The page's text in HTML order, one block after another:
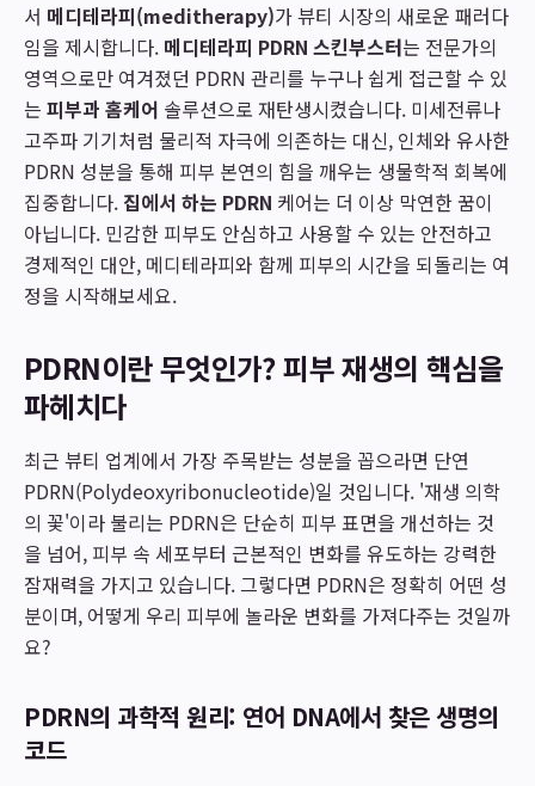
서 메디테라피(meditherapy)가 뷰티 시장의 새로운 패러다
임을 제시합니다. 메디테라피 PDRN 스킨부스터는 전문가의
영역으로만 여겨졌던 PDRN 관리를 누구나 쉽게 접근할 수 있
는 피부과 홈케어 솔루션으로 재탄생시켰습니다. 미세전류나
고주파 기기처럼 물리적 자극에 의존하는 대신, 인체와 유사한
PDRN 성분을 통해 피부 본연의 힘을 깨우는 생물학적 회복에
집중합니다. 집에서 하는 PDRN 케어는 더 이상 막연한 꿈이
아닙니다. 민감한 피부도 안심하고 사용할 수 있는 안전하고
경제적인 대안, 메디테라피와 함께 피부의 시간을 되돌리는 여
정을 시작해보세요.
PDRN이란 무엇인가? 피부 재생의 핵심을
파헤치다
최근 뷰티 업계에서 가장 주목받는 성분을 꼽으라면 단연
PDRN(Polydeoxyribonucleotide)일 것입니다. '재생 의학
의 꽃'이라 불리는 PDRN은 단순히 피부 표면을 개선하는 것
을 넘어, 피부 속 세포부터 근본적인 변화를 유도하는 강력한
잠재력을 가지고 있습니다. 그렇다면 PDRN은 정확히 어떤 성
분이며, 어떻게 우리 피부에 놀라운 변화를 가져다주는 것일까
요?
PDRN의 과학적 원리: 연어 DNA에서 찾은 생명의
코드